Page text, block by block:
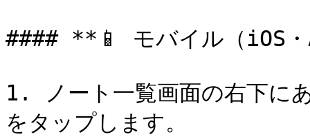
#### **📱 モバイル（iOS
1. ノート一覧画面の右下
をタップします。